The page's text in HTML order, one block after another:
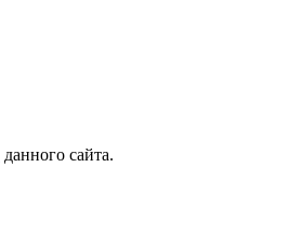
данного сайта.